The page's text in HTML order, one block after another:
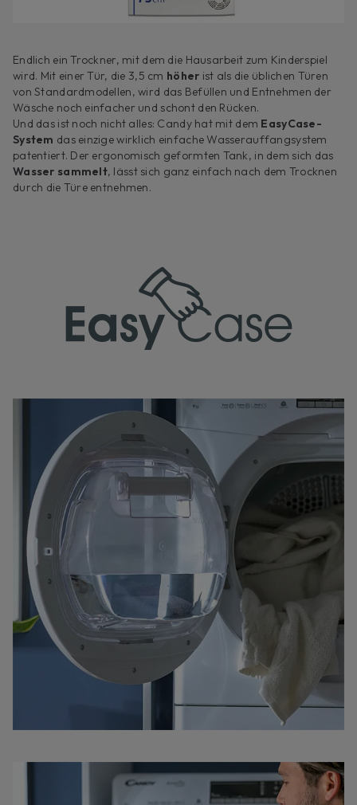
Endlich ein Trockner, mit dem die Hausarbeit zum Kinderspiel
wird. Mit einer Tür, die 3,5 cm höher ist als die üblichen Türen
von Standardmodellen, wird das Befüllen und Entnehmen der
Wäsche noch einfacher und schont den Rücken.
Und das ist noch nicht alles: Candy hat mit dem EasyCase-
System das einzige wirklich einfache Wasserauffangsystem
patentiert. Der ergonomisch geformten Tank, in dem sich das
Wasser sammelt, lässt sich ganz einfach nach dem Trocknen
durch die Türe entnehmen.